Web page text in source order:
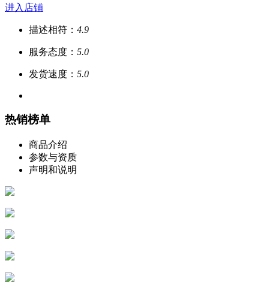
进入店铺
描述相符： 4.9
服务态度： 5.0
发货速度： 5.0
热销榜单
商品介绍
参数与资质
声明和说明